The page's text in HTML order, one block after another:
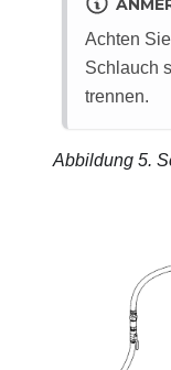
Achten
Schlauch
trennen.
Abbildung 5.